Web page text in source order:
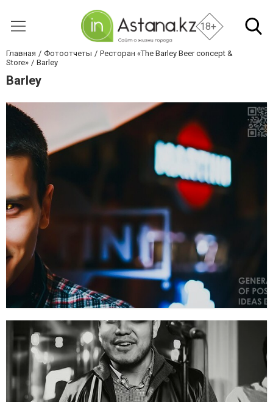
18+
Главная Фотоотчеты
Ресторан «The Barley Beer concept &
Store»
Barley
Barley